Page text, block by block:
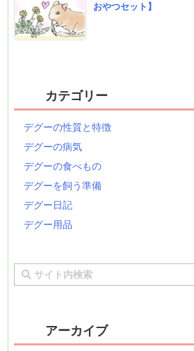
おやつセット】
カテゴリー
デグーの性質と特徴
デグーの病気
デグーの食べもの
デグーを飼う準備
デグー日記
デグー用品
アーカイブ